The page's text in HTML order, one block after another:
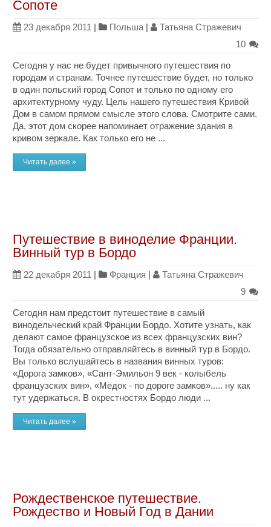
Сопоте
23 декабря 2011 | Польша |
Татьяна Стражевич
10
Сегодня у нас не будет привычного путешествия по
городам и странам. Точнее путешествие будет, но только
в один польский город Сопот и только по одному его
архитектурному чуду. Цель нашего путешествия Кривой
Дом в самом прямом смысле этого слова. Смотрите сами.
Да, этот дом скорее напоминает отражение здания в
кривом зеркале. Как только его не ...
Читать далее »
Путешествие в виноделие Франции.
Винный тур в Бордо
22 декабря 2011 | Франция |
Татьяна Стражевич
9
Сегодня нам предстоит путешествие в самый
винодельческий край Франции Бордо. Хотите узнать, как
делают самое французское из всех французских вин?
Тогда обязательно отправляйтесь в винный тур в Бордо.
Вы только вслушайтесь в названия винных туров:
«Дорога замков», «Сант-Эмильон 9 век - колыбель
французских вин», «Медок - по дороге замков»..... ну как
тут удержаться. В окрестностях Бордо люди ...
Читать далее »
Рождественское путешествие.
Рождество и Новый Год в Дании